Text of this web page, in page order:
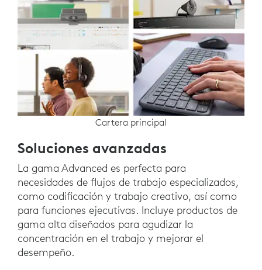
Cartera principal
Soluciones avanzadas
La gama Advanced es perfecta para
necesidades de flujos de trabajo especializados,
como codificación y trabajo creativo, así como
para funciones ejecutivas. Incluye productos de
gama alta diseñados para agudizar la
concentración en el trabajo y mejorar el
desempeño.